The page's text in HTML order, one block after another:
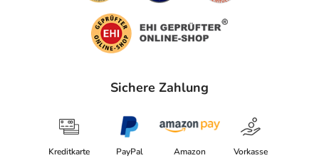
Sichere Zahlung
Kreditkarte PayPal Amazon Vorkasse